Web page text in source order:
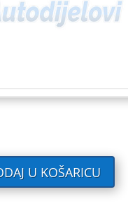
U KOŠARICU